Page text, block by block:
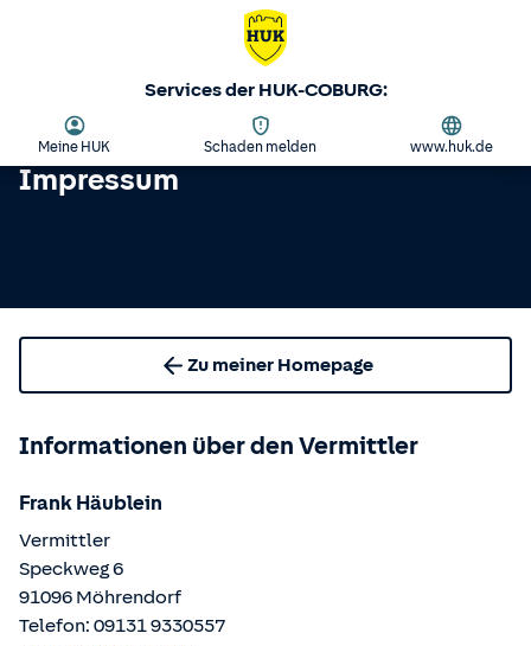
Services der HUK-COBURG:
Meine HUK Schaden melden www.huk.de
Impressum
Zu meiner Homepage
Informationen über den Vermittler
Frank Häublein
Vermittler
Speckweg 6
91096 Möhrendorf
Telefon: 09131 9330557